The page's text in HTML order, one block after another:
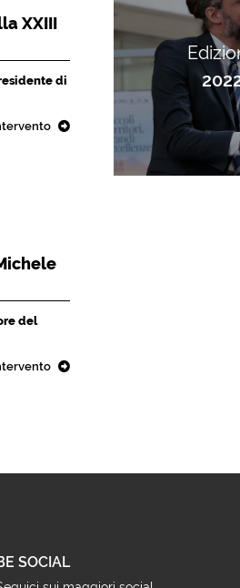
XXIII
di
del
SOCIAL